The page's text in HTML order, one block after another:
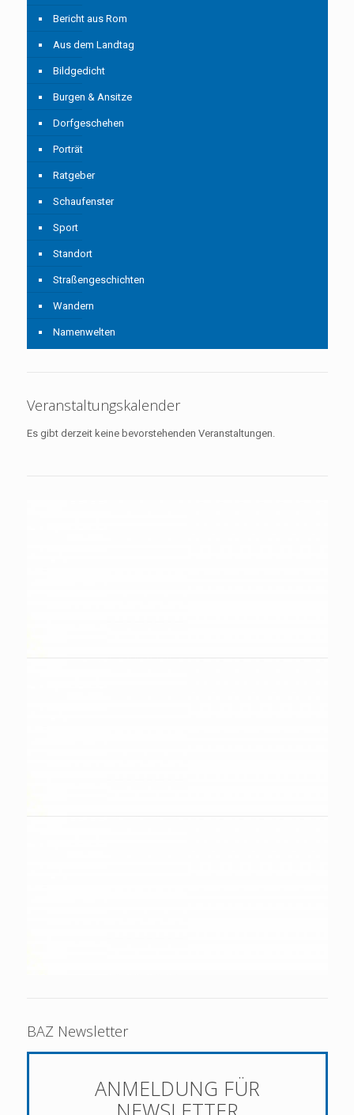
Bericht aus Rom
Aus dem Landtag
Bildgedicht
Burgen & Ansitze
Dorfgeschehen
Porträt
Ratgeber
Schaufenster
Sport
Standort
Straßengeschichten
Wandern
Namenwelten
Veranstaltungskalender
Es gibt derzeit keine bevorstehenden Veranstaltungen.
BAZ Newsletter